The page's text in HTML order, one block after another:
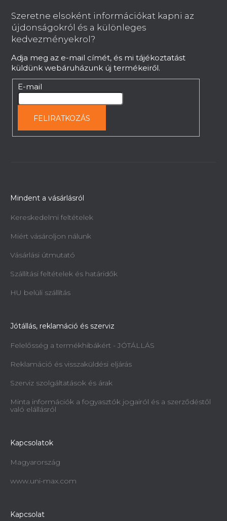
Szeretne elsoként információkat kapni az
újdonságokról és a különleges
kedvezményekrol?
Adja meg az e-mail címét, és mi tájékoztatást
küldünk webáruházunk új termékeiről.
E-mail
FELIRATKOZÁS
Mindent a vásárlásról
Kereskedelmi feltételek
Miért vásároljon nálunk
Vásárlási útmutató
Szállítási feltételek és határidők
HU belüli szállítás
Jótállás, reklamáció és szerviz
Felelősség a termékhibákért - JÓTÁLLÁS
Reklamáció és visszaküldési eljárás
Szerviz szolgáltatások és árak
Minta információk a fogyasztók jogairól és a szerződéstől
való elállásról
Kapcsolatok
Magyarország
www.uni-max.com
Kapcsolat